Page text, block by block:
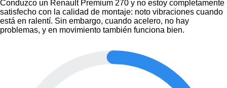
Conduzco un Renault Premium 270 y no estoy completamente
satisfecho con la calidad de montaje: noto vibraciones cuando
está en ralentí. Sin embargo, cuando acelero, no hay
problemas, y en movimiento también funciona bien.